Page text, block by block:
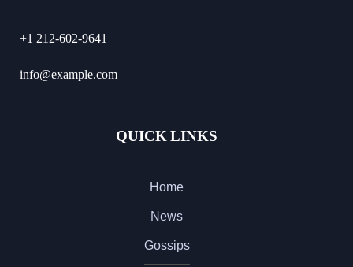
+1 212-602-9641
info@example.com
QUICK LINKS
Home
News
Gossips